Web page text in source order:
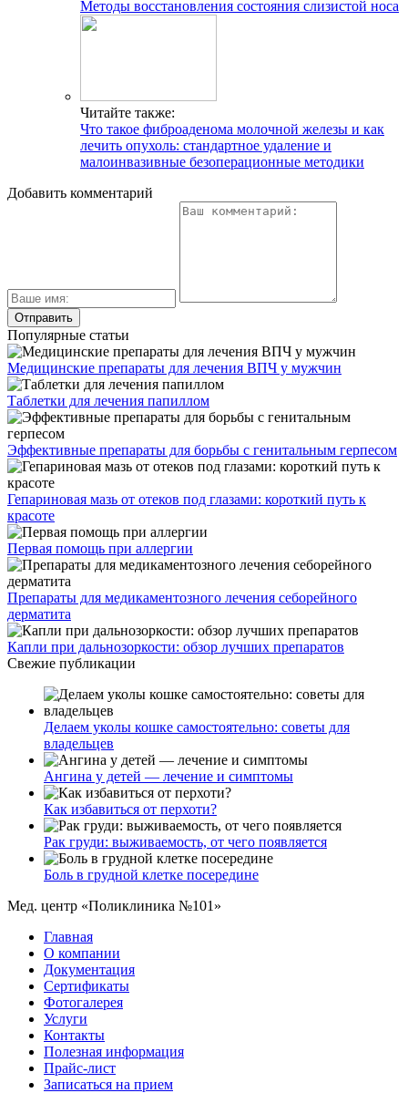
Методы восстановления состояния слизистой носа
Читайте также:
Что такое фиброаденома молочной железы и как
лечить опухоль: стандартное удаление и
малоинвазивные безоперационные методики
Добавить комментарий
Популярные статьи
Медицинские препараты для лечения ВПЧ у мужчин
Таблетки для лечения папиллом
Эффективные препараты для борьбы с генитальным герпесом
Гепариновая мазь от отеков под глазами: короткий путь к
красоте
Первая помощь при аллергии
Препараты для медикаментозного лечения себорейного
дерматита
Капли при дальнозоркости: обзор лучших препаратов
Свежие публикации
Делаем уколы кошке самостоятельно: советы для
владельцев
Ангина у детей — лечение и симптомы
Как избавиться от перхоти?
Рак груди: выживаемость, от чего появляется
Боль в грудной клетке посередине
Мед. центр «Поликлиника №101»
Главная
О компании
Документация
Сертификаты
Фотогалерея
Услуги
Контакты
Полезная информация
Прайс-лист
Записаться на прием